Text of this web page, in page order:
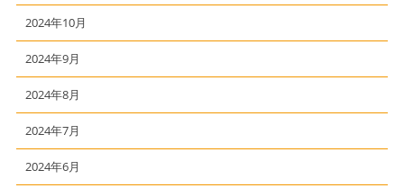
2024年10月
2024年9月
2024年8月
2024年7月
2024年6月